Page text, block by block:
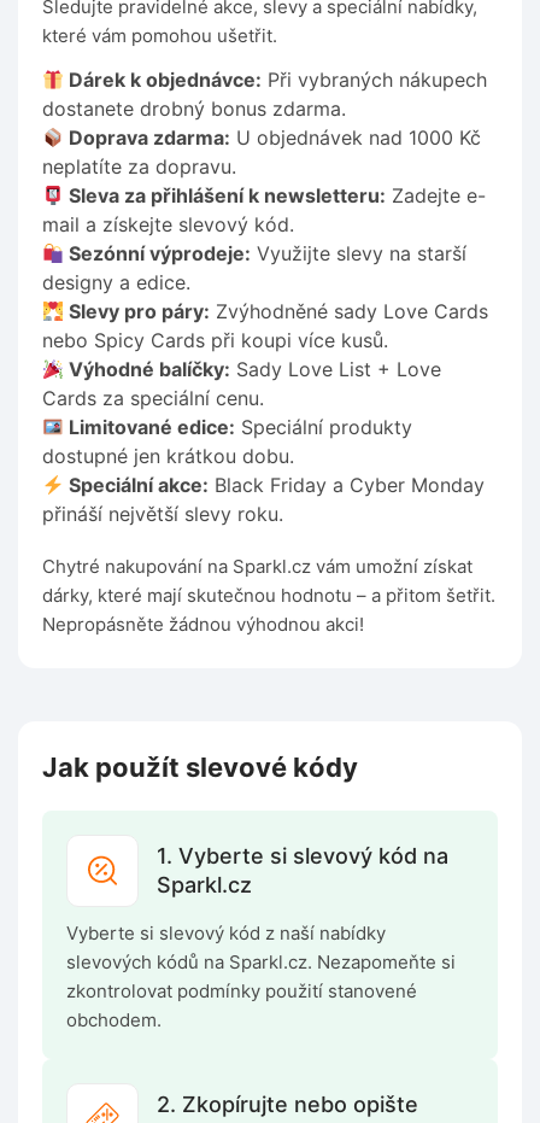
Sledujte pravidelné akce, slevy a speciální nabídky,
které vám pomohou ušetřit.
Dárek k objednávce: Při vybraných nákupech
dostanete drobný bonus zdarma.
Doprava zdarma: U objednávek nad 1000 Kč
neplatíte za dopravu.
Sleva za přihlášení k newsletteru: Zadejte e-
mail a získejte slevový kód.
Sezónní výprodeje: Využijte slevy na starší
designy a edice.
Slevy pro páry: Zvýhodněné sady Love Cards
nebo Spicy Cards při koupi více kusů.
Výhodné balíčky: Sady Love List + Love
Cards za speciální cenu.
Limitované edice: Speciální produkty
dostupné jen krátkou dobu.
Speciální akce: Black Friday a Cyber Monday
přináší největší slevy roku.
Chytré nakupování na Sparkl.cz vám umožní získat
dárky, které mají skutečnou hodnotu – a přitom šetřit.
Nepropásněte žádnou výhodnou akci!
Jak použít slevové kódy
1. Vyberte si slevový kód na
Sparkl.cz
Vyberte si slevový kód z naší nabídky
slevových kódů na Sparkl.cz. Nezapomeňte si
zkontrolovat podmínky použití stanovené
obchodem.
2. Zkopírujte nebo opište